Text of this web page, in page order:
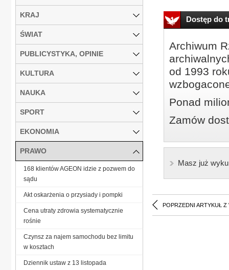
Dostęp do
Archiwum
od 1993
Ponad
Zamów
Masz już
POPRZEDNI ARTYKUŁ Z
KRAJ
ŚWIAT
PUBLICYSTYKA, OPINIE
KULTURA
NAUKA
SPORT
EKONOMIA
PRAWO
168 klientów AGEON idzie z pozwem do
sądu
Akt oskarżenia o przysiady i pompki
Cena utraty zdrowia systematycznie
rośnie
Czynsz za najem samochodu bez limitu
w kosztach
Dziennik ustaw z 13 listopada